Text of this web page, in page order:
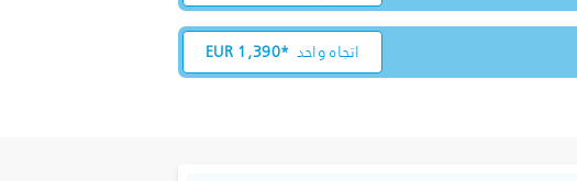
اتجاه واحد EUR 1,390*